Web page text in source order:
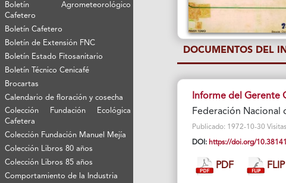
Boletín Agrometeorológico
Cafetero
Boletín Cafetero
Boletín de Extensión FNC
Boletín Estado Fitosanitario
Boletín Técnico Cenicafé
Brocartas
Calendario de floración y cosecha
Colección Fundación Ecológica
Cafetera
Colección Fundación Manuel Mejía
Colección Libros 80 años
Colección Libros 85 años
Comportamiento de la Industria
DOCUMENTOS DEL
Informe del Gerente
Federación Nacional
Publicado: 1972-10-30
DOI: https://doi.org/
PDF FLIP